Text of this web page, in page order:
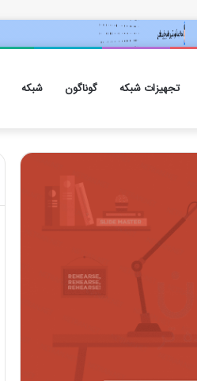
تجهیزات شبکه گوناگون شبکه